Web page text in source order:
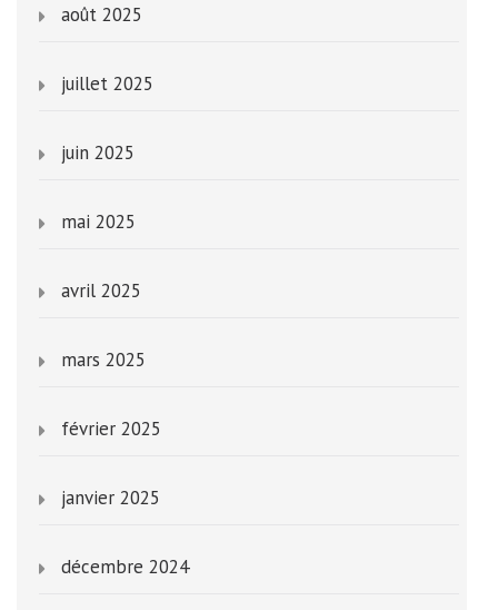
août 2025
juillet 2025
juin 2025
mai 2025
avril 2025
mars 2025
février 2025
janvier 2025
décembre 2024